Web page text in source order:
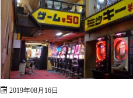
2019年08月16日